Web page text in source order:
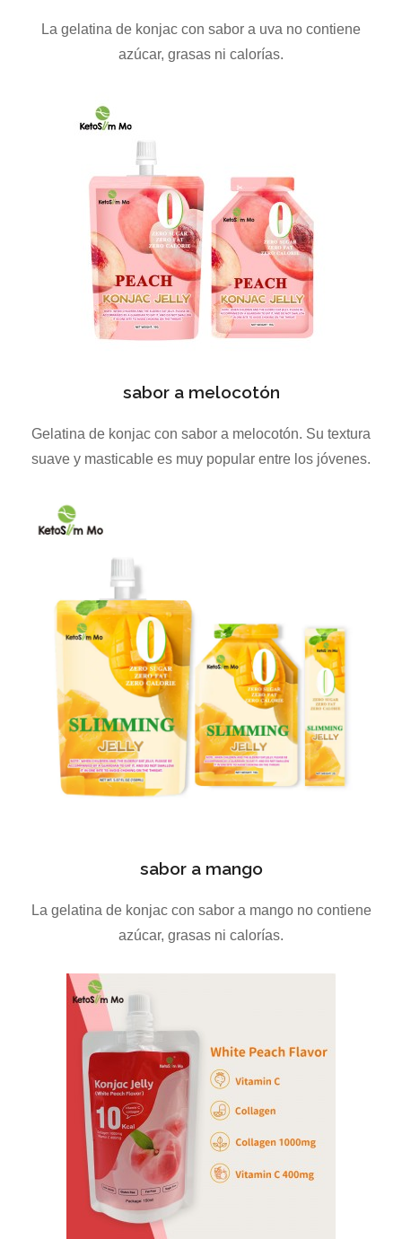
La gelatina de konjac con sabor a uva no contiene
azúcar, grasas ni calorías.
sabor a melocotón
Gelatina de konjac con sabor a melocotón. Su textura
suave y masticable es muy popular entre los jóvenes.
sabor a mango
La gelatina de konjac con sabor a mango no contiene
azúcar, grasas ni calorías.